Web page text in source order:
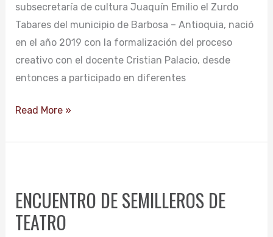
subsecretaría de cultura Juaquín Emilio el Zurdo
Tabares del municipio de Barbosa – Antioquia, nació
en el año 2019 con la formalización del proceso
creativo con el docente Cristian Palacio, desde
entonces a participado en diferentes
TEATRO
Read More »
ENCUENTRO DE SEMILLEROS DE
TEATRO
SEMILLEROS
DE